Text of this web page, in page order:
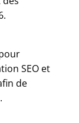
SEO et
de